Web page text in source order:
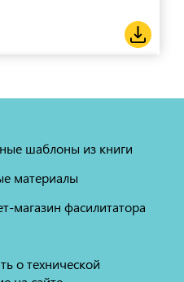
шаблоны из книги
материалы
магазин фасилитатора
о технической